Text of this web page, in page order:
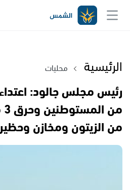
الرئيسية محليات
رئيس مجلس جالود:
من الزيتون ومخازن